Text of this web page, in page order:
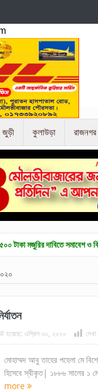
জুড়ী কুলাউড়া রাজনগর
সমাবেশ ও বিক্ষোভ
হয়েছে: এপ্রিল ৩০, ২০২০
মোহাম্মদ আবু তাহের পহেলা মে
হিসেবে স্বীকৃত| ১৮৮৬ সালের ১
more